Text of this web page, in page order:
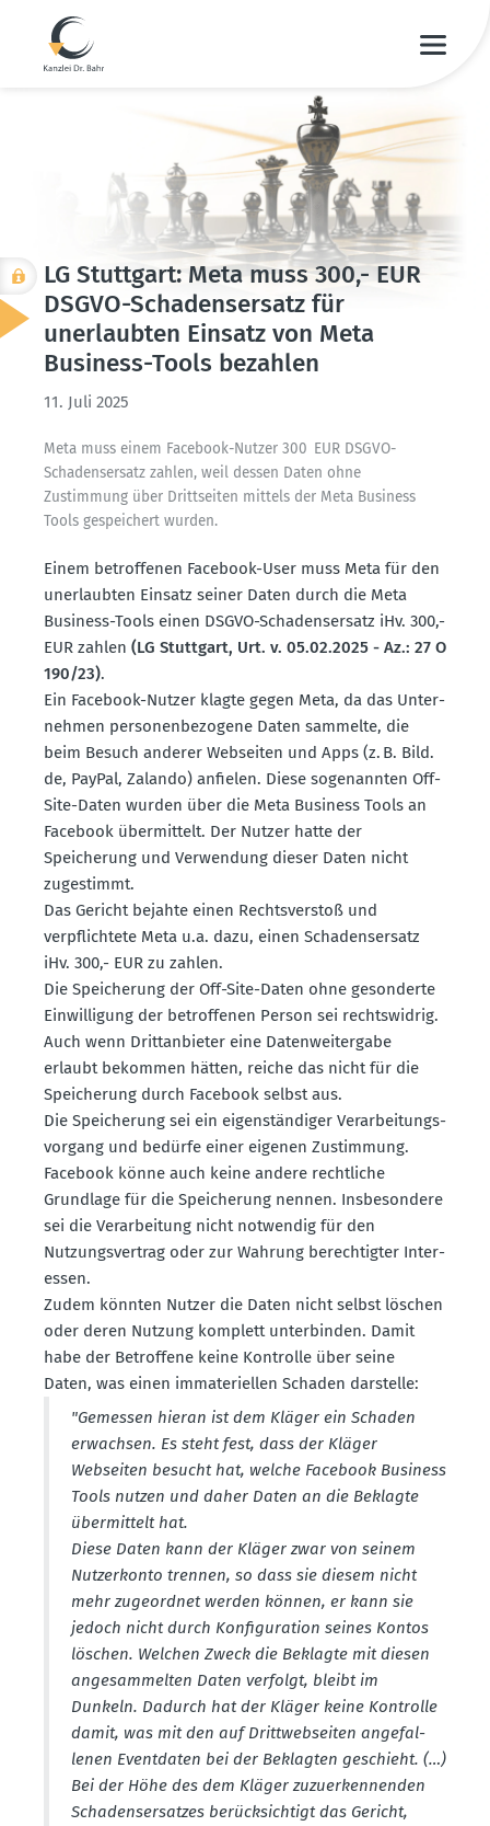
LG Stuttgart: Meta muss 300,- EUR
DSGVO-Schadens­ersatz für
unerlaubten Einsatz von Meta
Business-Tools bezahlen
11. Juli 2025
Meta muss einem Facebook-Nutzer 300 EUR DSGVO-
Schadens­ersatz zahlen, weil dessen Daten ohne
Zustimmung über Dritt­seiten mittels der Meta Business
Tools gespei­chert wurden.
Einem betrof­fenen Facebook-User muss Meta für den
unerlaubten Einsatz seiner Daten durch die Meta
Business-Tools einen DSGVO-Schadens­ersatz iHv. 300,-
EUR zahlen (LG Stuttgart, Urt. v. 05.02.2025 - Az.: 27 O
190/23).
Ein Facebook-Nutzer klagte gegen Meta, da das Unter­
nehmen perso­nen­be­zogene Daten sammelte, die
beim Besuch anderer Webseiten und Apps (z. B. Bild.​
de, PayPal, Zalando) anfielen. Diese sogenannten Off-
Site-Daten wurden über die Meta Business Tools an
Facebook übermittelt. Der Nutzer hatte der
Speicherung und Verwendung dieser Daten nicht
zugestimmt.
Das Gericht bejahte einen Rechts­verstoß und
verpflichtete Meta u.a. dazu, einen Schadens­ersatz
iHv. 300,- EUR zu zahlen.
Die Speicherung der Off-Site-Daten ohne geson­derte
Einwil­ligung der betrof­fenen Person sei rechts­widrig.
Auch wenn Dritt­an­bieter eine Daten­wei­tergabe
erlaubt bekommen hätten, reiche das nicht für die
Speicherung durch Facebook selbst aus.
Die Speicherung sei ein eigen­stän­diger Verar­bei­tungs­
vorgang und bedürfe einer eigenen Zustimmung.
Facebook könne auch keine andere recht­liche
Grundlage für die Speicherung nennen. Insbe­sondere
sei die Verar­beitung nicht notwendig für den
Nutzungs­vertrag oder zur Wahrung berech­tigter Inter­
essen.
Zudem könnten Nutzer die Daten nicht selbst löschen
oder deren Nutzung komplett unter­binden. Damit
habe der Betroffene keine Kontrolle über seine
Daten, was einen immate­ri­ellen Schaden darstelle:
"Gemessen hieran ist dem Kläger ein Schaden
erwachsen. Es steht fest, dass der Kläger
Webseiten besucht hat, welche Facebook Business
Tools nutzen und daher Daten an die Beklagte
übermittelt hat.
Diese Daten kann der Kläger zwar von seinem
Nutzer­konto trennen, so dass sie diesem nicht
mehr zugeordnet werden können, er kann sie
jedoch nicht durch Konfi­gu­ration seines Kontos
löschen. Welchen Zweck die Beklagte mit diesen
angesam­melten Daten verfolgt, bleibt im
Dunkeln. Dadurch hat der Kläger keine Kontrolle
damit, was mit den auf Dritt­web­seiten angefal­
lenen Event­daten bei der Beklagten geschieht. (…)
Bei der Höhe des dem Kläger zuzuer­ken­nenden
Schadens­er­satzes berück­sichtigt das Gericht,